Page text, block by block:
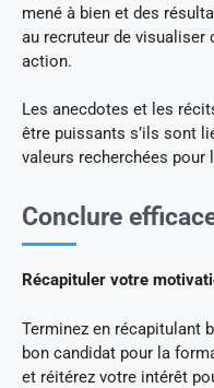
mené à bien et des
au recruteur de
action.
Les anecdotes et les
être puissants s’ils sont
valeurs recherchées pour
Conclure
Récapituler votre
Terminez en récapitulant
bon candidat pour la
et réitérez votre intérêt